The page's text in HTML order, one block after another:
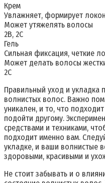
Крем
Увлажняет, формирует
Может утяжелять волосы
2B, 2C
Гель
Сильная фиксация, четкие
Может делать волосы
2C
Правильный уход и укладка
волнистых волос. Важно
уникален, и то, что
подойти другому.
средствами и техниками,
подходит именно вам.
укладке, и ваши волнистые
здоровыми, красивыми и
Не стоит забывать и о